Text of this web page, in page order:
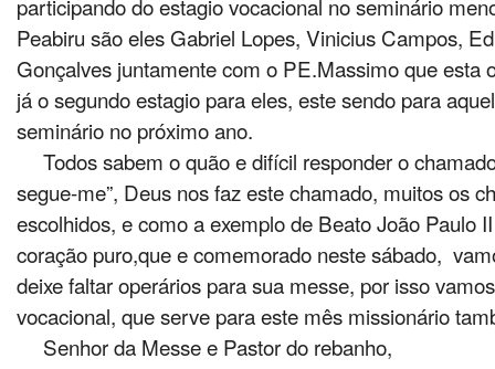
Peabiru são eles Gabriel Lopes, Vinicius Campos,
Gonçalves juntamente com o PE.Massimo que esta
já o segundo estagio para eles, este sendo para
seminário no próximo ano.
Todos sabem o quão e difícil responder o
segue-me”, Deus nos faz este chamado, muitos os
escolhidos, e como a exemplo de Beato João Paulo
coração puro,que e comemorado neste sábado,
deixe faltar operários para sua messe, por isso
vocacional, que serve para este mês missionário
Senhor da Messe e Pastor do rebanho,